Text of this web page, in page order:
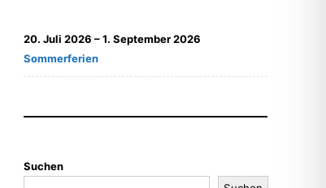
20. Juli 2026 –1. September 2026
Sommerferien
Suchen